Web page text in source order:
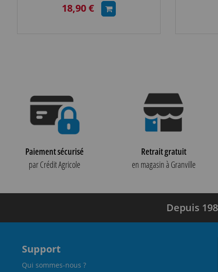
18,90 €
Paiement sécurisé
par Crédit Agricole
Retrait gratuit
en magasin à Granville
Depuis
Support
Qui sommes-nous ?